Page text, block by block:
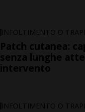
INFOLTIMENTO O
Patch cutanea:
senza lunghe
intervento
INFOLTIMENTO O